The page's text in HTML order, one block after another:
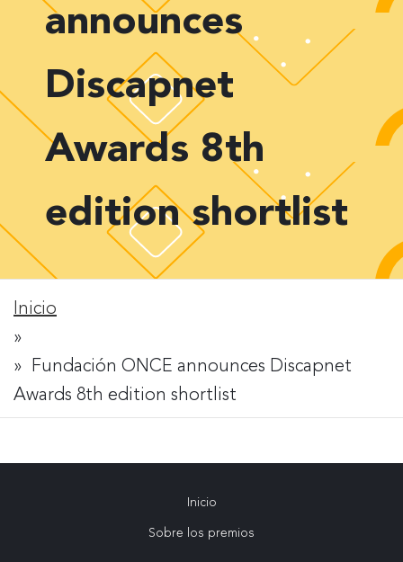
announces
Discapnet
Awards 8th
edition shortlist
Rastro
de
Inicio
Fundación ONCE announces Discapnet
Awards 8th edition shortlist
Navegación
Inicio
Sobre los premios